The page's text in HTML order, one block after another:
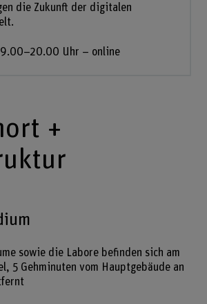
die Zukunft der digitalen
Uhr – online
+
sowie die Labore befinden sich am
5 Gehminuten vom Hauptgebäude an